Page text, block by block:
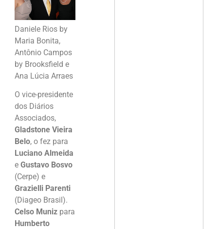
Daniele Rios by
Maria Bonita,
Antônio Campos
by Brooksfield e
Ana Lúcia Arraes
O vice-presidente
dos Diários
Associados,
Gladstone Vieira
Belo, o fez para
Luciano Almeida
e Gustavo Bosvo
(Cerpe) e
Grazielli Parenti
(Diageo Brasil).
Celso Muniz para
Humberto